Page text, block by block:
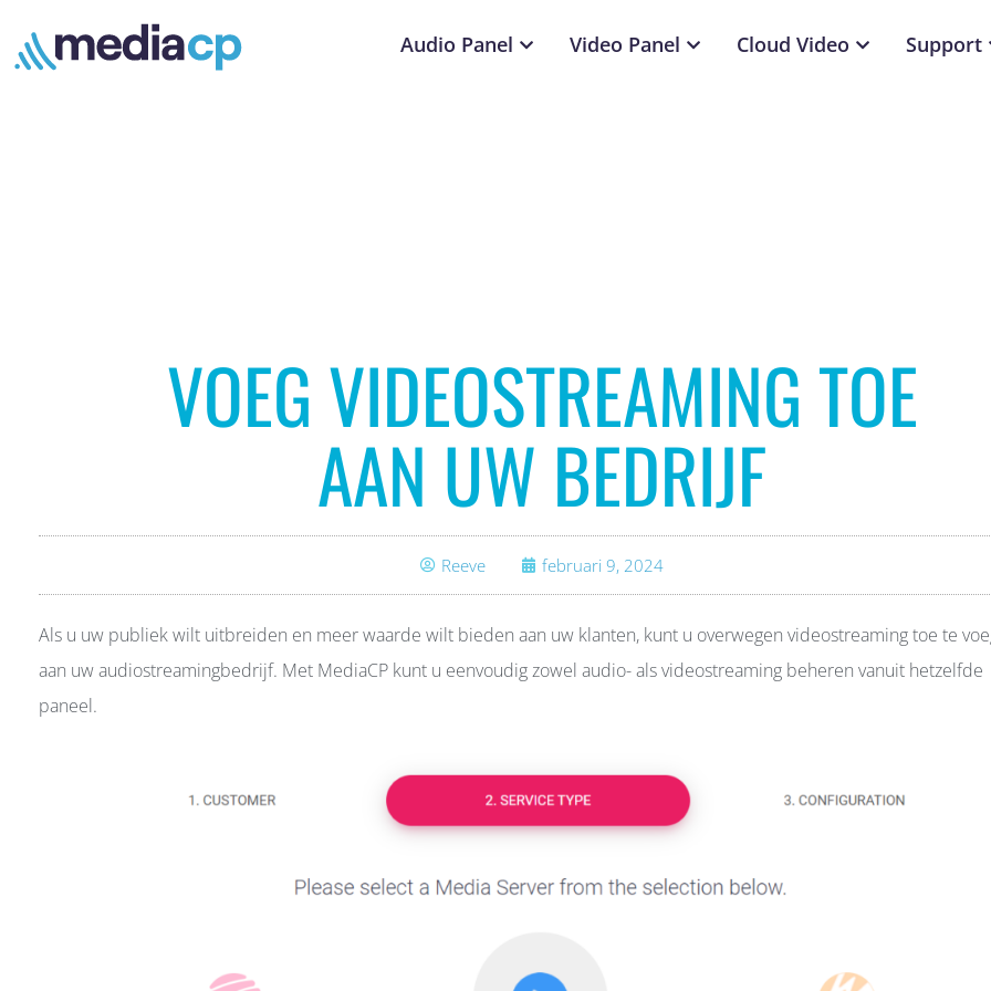
Audio Panel Video Panel Cloud Video Support
VOEG VIDEOSTREAMING TOE
AAN UW BEDRIJF
Reeve februari 9, 2024
Als u uw publiek wilt uitbreiden en meer waarde wilt bieden aan uw klanten, kunt u overwegen videostreaming toe te
aan uw audiostreamingbedrijf. Met MediaCP kunt u eenvoudig zowel audio- als videostreaming beheren vanuit hetzelfde
paneel.